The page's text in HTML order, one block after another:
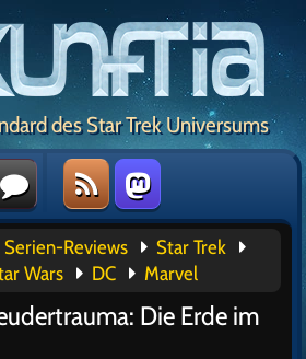
des Star Trek Universums
Serien-Reviews
Star Trek
Wars DC Marvel
Die Erde im